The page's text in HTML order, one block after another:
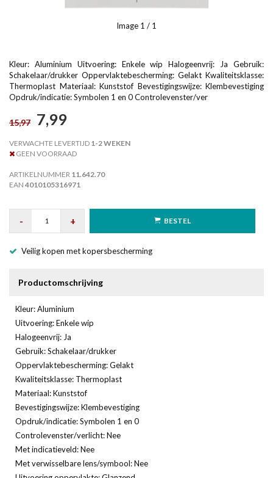
Image 1 / 1
Kleur: Aluminium Uitvoering: Enkele wip Halogeenvrij: Ja Gebruik:
Schakelaar/drukker Oppervlaktebescherming: Gelakt Kwaliteitsklasse:
Thermoplast Materiaal: Kunststof Bevestigingswijze: Klembevestiging
Opdruk/indicatie: Symbolen 1 en 0 Controlevenster/ver
15,97 7,99
VERWACHTE LEVERTIJD 1-2 WEKEN
GEEN VOORRAAD
ARTIKELNUMMER 11.642.70
EAN 4010105316971
- + BESTEL
Veilig kopen met kopersbescherming
Productomschrijving
Kleur: Aluminium
Uitvoering: Enkele wip
Halogeenvrij: Ja
Gebruik: Schakelaar/drukker
Oppervlaktebescherming: Gelakt
Kwaliteitsklasse: Thermoplast
Materiaal: Kunststof
Bevestigingswijze: Klembevestiging
Opdruk/indicatie: Symbolen 1 en 0
Controlevenster/verlicht: Nee
Met indicatieveld: Nee
Met verwisselbare lens/symbool: Nee